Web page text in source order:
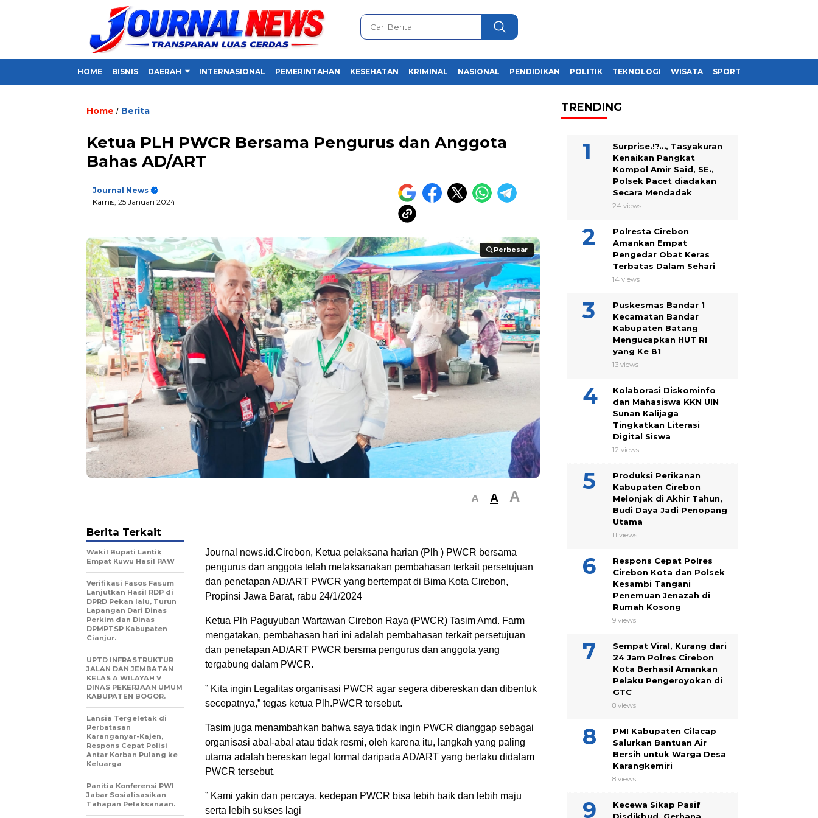
HOME BISNIS DAERAH INTERNASIONAL PEMERINTAHAN KESEHATAN KRIMINAL NASIONAL PENDIDIKAN POLITIK TEKNOLOGI WISATA SPORT
Home / Berita
Ketua PLH PWCR Bersama Pengurus dan Anggota
Bahas AD/ART
Journal News
Kamis, 25 Januari 2024
Perbesar
Perbesar
A A A
Journal news.id.Cirebon, Ketua pelaksana harian (Plh ) PWCR bersama
pengurus dan anggota telah melaksanakan pembahasan terkait persetujuan
dan penetapan AD/ART PWCR yang bertempat di Bima Kota Cirebon,
Propinsi Jawa Barat, rabu 24/1/2024
Ketua Plh Paguyuban Wartawan Cirebon Raya (PWCR) Tasim Amd. Farm
mengatakan, pembahasan hari ini adalah pembahasan terkait persetujuan
dan penetapan AD/ART PWCR bersma pengurus dan anggota yang
tergabung dalam PWCR.
” Kita ingin Legalitas organisasi PWCR agar segera dibereskan dan dibentuk
secepatnya,” tegas ketua Plh.PWCR tersebut.
Tasim juga menambahkan bahwa saya tidak ingin PWCR dianggap sebagai
organisasi abal-abal atau tidak resmi, oleh karena itu, langkah yang paling
utama adalah bereskan legal formal daripada AD/ART yang berlaku didalam
PWCR tersebut.
” Kami yakin dan percaya, kedepan PWCR bisa lebih baik dan lebih maju
serta lebih sukses lagi
Berita Terkait
Wakil Bupati Lantik
Empat Kuwu Hasil PAW
Verifikasi Fasos Fasum
Lanjutkan Hasil RDP di
DPRD Pekan lalu, Turun
Lapangan Dari Dinas
Perkim dan Dinas
DPMPTSP Kabupaten
Cianjur.
UPTD INFRASTRUKTUR
JALAN DAN JEMBATAN
KELAS A WILAYAH V
DINAS PEKERJAAN UMUM
KABUPATEN BOGOR.
Lansia Tergeletak di
Perbatasan
Karanganyar-Kajen,
Respons Cepat Polisi
Antar Korban Pulang ke
Keluarga
Panitia Konferensi PWI
Jabar Sosialisasikan
Tahapan Pelaksanaan.
TRENDING
Surprise.!?…, Tasyakuran
Kenaikan Pangkat
Kompol Amir Said, SE.,
Polsek Pacet diadakan
Secara Mendadak
24 views
Polresta Cirebon
Amankan Empat
Pengedar Obat Keras
Terbatas Dalam Sehari
14 views
Puskesmas Bandar 1
Kecamatan Bandar
Kabupaten Batang
Mengucapkan HUT RI
yang Ke 81
13 views
Kolaborasi Diskominfo
dan Mahasiswa KKN UIN
Sunan Kalijaga
Tingkatkan Literasi
Digital Siswa
12 views
Produksi Perikanan
Kabupaten Cirebon
Melonjak di Akhir Tahun,
Budi Daya Jadi Penopang
Utama
11 views
Respons Cepat Polres
Cirebon Kota dan Polsek
Kesambi Tangani
Penemuan Jenazah di
Rumah Kosong
9 views
Sempat Viral, Kurang dari
24 Jam Polres Cirebon
Kota Berhasil Amankan
Pelaku Pengeroyokan di
GTC
8 views
PMI Kabupaten Cilacap
Salurkan Bantuan Air
Bersih untuk Warga Desa
Karangkemiri
8 views
Kecewa Sikap Pasif